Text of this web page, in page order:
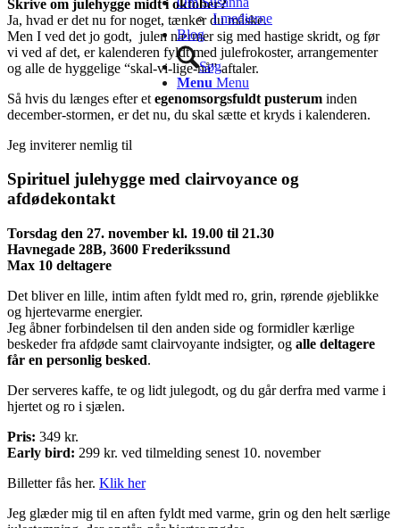
I medierne
Blog
Søg
Menu Menu
Skrive om julehygge midt i oktober?
Ja, hvad er det nu for noget, tænker du måske.
Men I ved det jo godt, julen nærmer sig med hastige skridt, og før
vi ved af det, er kalenderen fyldt med julefrokoster, arrangementer
og alle de hyggelige “skal-vi-lige-nå”-aftaler.
Så hvis du længes efter et egenomsorgsfuldt pusterum inden
december-stormen, er det nu, du skal sætte et kryds i kalenderen.
Jeg inviterer nemlig til
Spirituel julehygge med clairvoyance og
afdødekontakt
Torsdag den 27. november kl. 19.00 til 21.30
Havnegade 28B, 3600 Frederikssund
Max 10 deltagere
Det bliver en lille, intim aften fyldt med ro, grin, rørende øjeblikke
og hjertevarme energier.
Jeg åbner forbindelsen til den anden side og formidler kærlige
beskeder fra afdøde samt clairvoyante indsigter, og alle deltagere
får en personlig besked.
Der serveres kaffe, te og lidt julegodt, og du går derfra med varme i
hjertet og ro i sjælen.
Pris: 349 kr.
Early bird: 299 kr. ved tilmelding senest 10. november
Billetter fås her. Klik her
Jeg glæder mig til en aften fyldt med varme, grin og den helt særlige